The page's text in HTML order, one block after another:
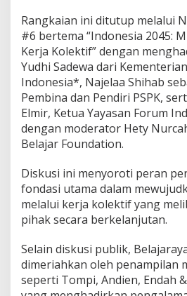
Rangkaian ini ditutup melalui
#6 bertema “Indonesia 2045:
Kerja Kolektif” dengan
Yudhi Sadewa dari
Indonesia*, Najelaa Shihab
Pembina dan Pendiri PSPK,
Elmir, Ketua Yayasan Forum
dengan moderator Hety
Belajar Foundation.
Diskusi ini menyoroti peran
fondasi utama dalam
melalui kerja kolektif yang
pihak secara berkelanjutan.
Selain diskusi publik,
dimeriahkan oleh penampilan
seperti Tompi, Andien, Endah